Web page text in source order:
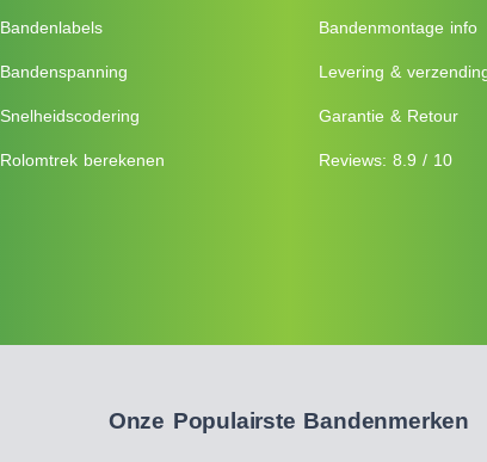
Bandenlabels
Bandenspanning
Snelheidscodering
Rolomtrek berekenen
Bandenmontage info
Levering &
Garantie & Retour
Reviews: 8.9 / 10
Onze Populairste Bandenmerken